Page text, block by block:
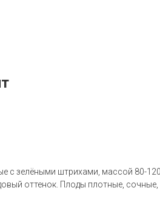
с зелёными штрихами, массой 80-
оттенок. Плоды плотные, сочные,